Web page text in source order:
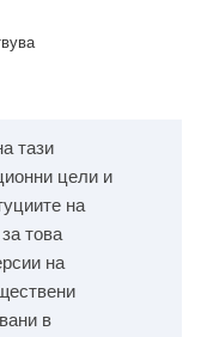
тази
цели и
на
това
на
в